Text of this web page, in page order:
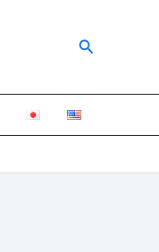
検